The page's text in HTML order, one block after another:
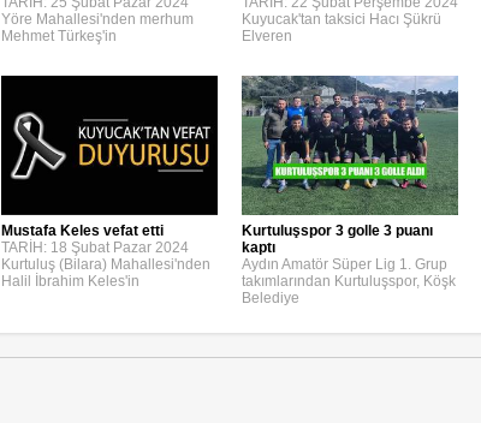
Yöre Mahallesi'nden merhum
Mehmet Türkeş'in
Kuyucak'tan taksici Hacı Şükrü
Elveren
Mustafa Keles vefat etti
TARİH: 18 Şubat Pazar 2024
Kurtuluş (Bilara) Mahallesi'nden
Halil İbrahim Keles'in
Kurtuluşspor 3 golle 3 puanı
kaptı
Aydın Amatör Süper Lig 1. Grup
takımlarından Kurtuluşspor, Köşk
Belediye